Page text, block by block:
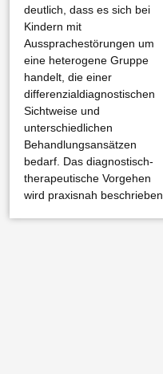
deutlich, dass es sich bei
Kindern mit
Aussprachestörungen um
eine heterogene Gruppe
handelt, die einer
differenzialdiagnostischen
Sichtweise und
unterschiedlichen
Behandlungsansätzen
bedarf. Das diagnostisch-
therapeutische Vorgehen
wird praxisnah beschrieben.